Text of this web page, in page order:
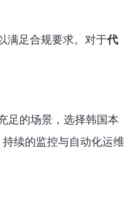
满足合规要求。对于代
足的场景，选择韩国本
续的监控与自动化运维